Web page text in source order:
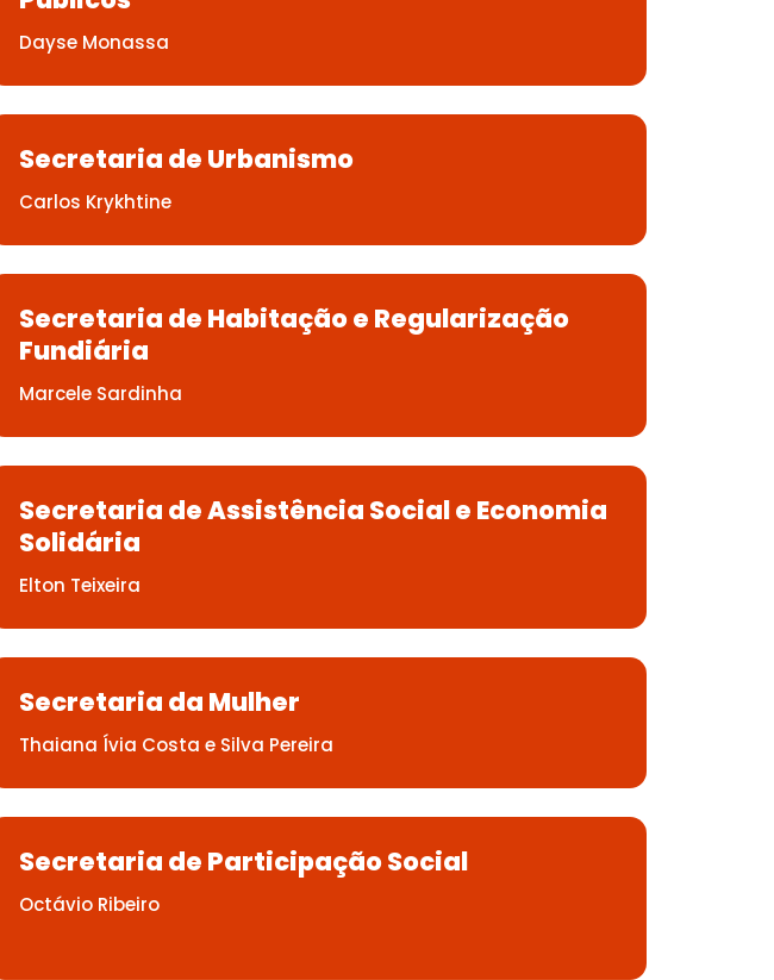
Dayse Monassa
Secretaria de Urbanismo
Carlos Krykhtine
Secretaria de Habitação e Regularização
Fundiária
Marcele Sardinha
Secretaria de Assistência Social e Economia
Solidária
Elton Teixeira
Secretaria da Mulher
Thaiana Ívia Costa e Silva Pereira
Secretaria de Participação Social
Octávio Ribeiro